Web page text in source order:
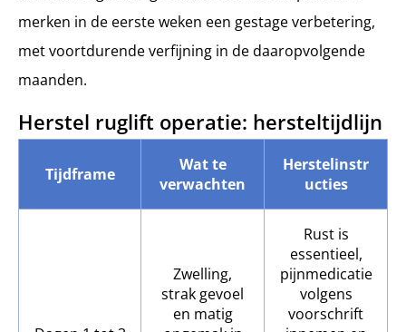
merken in de eerste weken een gestage verbetering,
met voortdurende verfijning in de daaropvolgende
maanden.
Herstel ruglift operatie: hersteltijdlijn
Tijdframe
Wat te
verwachten
Herstelinstr
ucties
Zwelling,
strak gevoel
en matig
Rust is
essentieel,
pijnmedicatie
volgens
voorschrift